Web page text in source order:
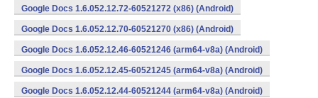
Google Docs 1.6.052.12.72-60521272 (x86) (Android)
Google Docs 1.6.052.12.70-60521270 (x86) (Android)
Google Docs 1.6.052.12.46-60521246 (arm64-v8a) (Android)
Google Docs 1.6.052.12.45-60521245 (arm64-v8a) (Android)
Google Docs 1.6.052.12.44-60521244 (arm64-v8a) (Android)